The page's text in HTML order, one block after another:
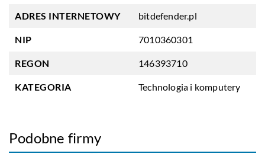
ADRES INTERNETOWY bitdefender.pl
NIP 7010360301
REGON 146393710
KATEGORIA Technologia i komputery
Podobne firmy